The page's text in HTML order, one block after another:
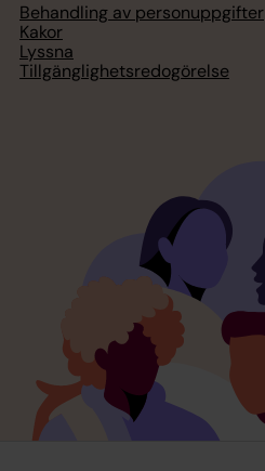
Behandling av personuppgifter
Kakor
Lyssna
Tillgänglighetsredogörelse